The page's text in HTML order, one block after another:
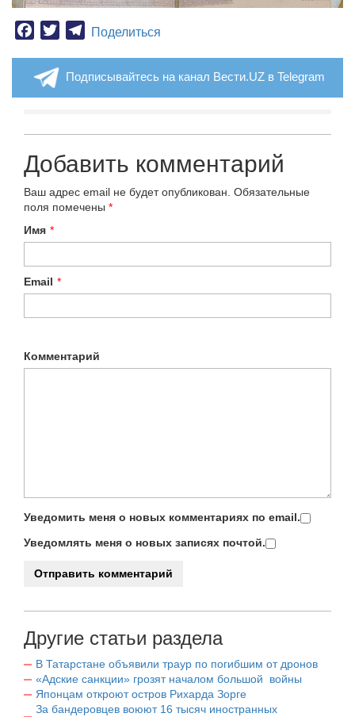
Facebook
TwitterTelegram
Поделиться
Подписывайтесь на канал Вести.UZ в Telegram
Добавить комментарий
Ваш адрес email не будет опубликован. Обязательные
поля помечены *
Имя *
Email *
Комментарий
Уведомить меня о новых комментариях по email.
Уведомлять меня о новых записях почтой.
Другие статьи раздела
В Татарстане объявили траур по погибшим от дронов
«Адские санкции» грозят началом большой войны
Японцам откроют остров Рихарда Зорге
За бандеровцев воюют 16 тысяч иностранных